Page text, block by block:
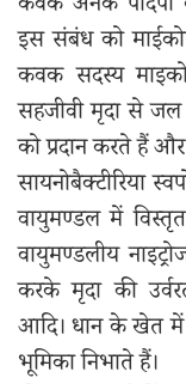
इस संबंध को
कवक सदस्य
सहजीवी मृदा से
को प्रदान करते हैं
सायनोबैक्टीरिया
वायुमण्डल में
वायुमण्डलीय
करके मृदा की
आदि। धान के खेत में
भूमिका निभाते हैं।